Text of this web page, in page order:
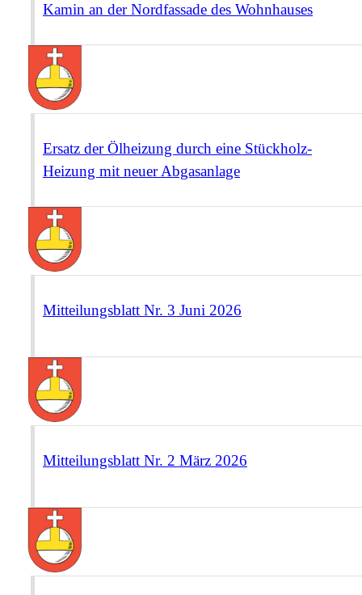
Kamin an der Nordfassade des Wohnhauses
Ersatz der Ölheizung durch eine Stückholz-
Heizung mit neuer Abgasanlage
Mitteilungsblatt Nr. 3 Juni 2026
Mitteilungsblatt Nr. 2 März 2026